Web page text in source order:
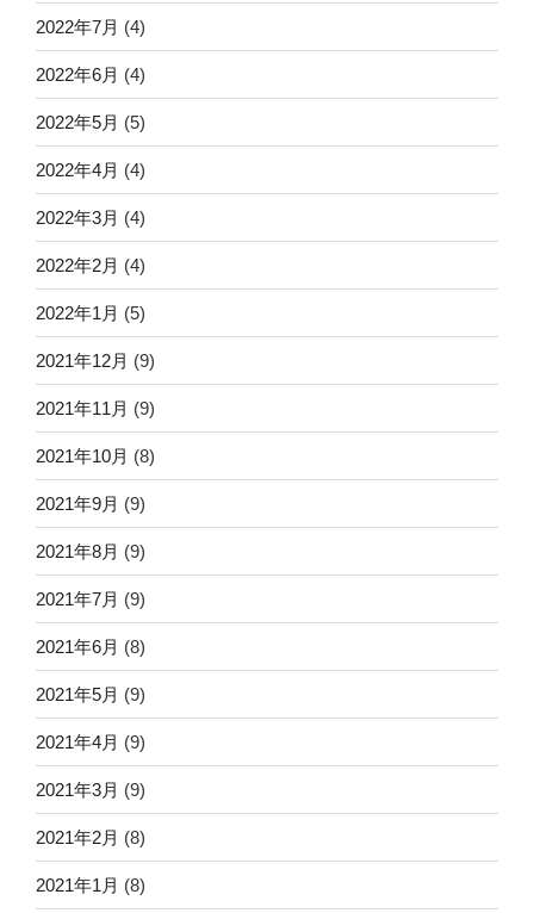
2022年7月 (4)
2022年6月 (4)
2022年5月 (5)
2022年4月 (4)
2022年3月 (4)
2022年2月 (4)
2022年1月 (5)
2021年12月 (9)
2021年11月 (9)
2021年10月 (8)
2021年9月 (9)
2021年8月 (9)
2021年7月 (9)
2021年6月 (8)
2021年5月 (9)
2021年4月 (9)
2021年3月 (9)
2021年2月 (8)
2021年1月 (8)